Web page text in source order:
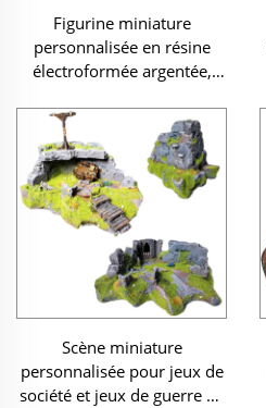
Figurine miniature
personnalisée en résine
électroformée argentée,
Terre sainte, cadeau
israélien, objet juif (Judaïca),
boule de Jérusalem sur
piédestal
Scène miniature
personnalisée pour jeux de
société et jeux de guerre en